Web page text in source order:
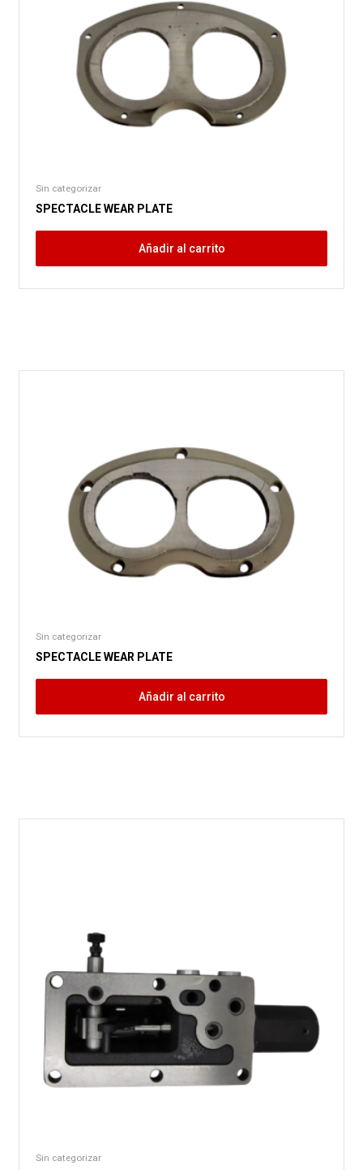
Sin categorizar
SPECTACLE WEAR PLATE
Añadir al carrito
Sin categorizar
SPECTACLE WEAR PLATE
Añadir al carrito
Sin categorizar